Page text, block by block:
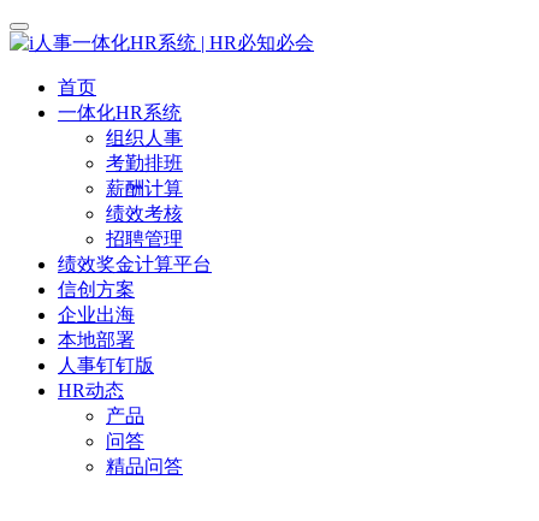
首页
一体化HR系统
组织人事
考勤排班
薪酬计算
绩效考核
招聘管理
绩效奖金计算平台
信创方案
企业出海
本地部署
人事钉钉版
HR动态
产品
问答
精品问答